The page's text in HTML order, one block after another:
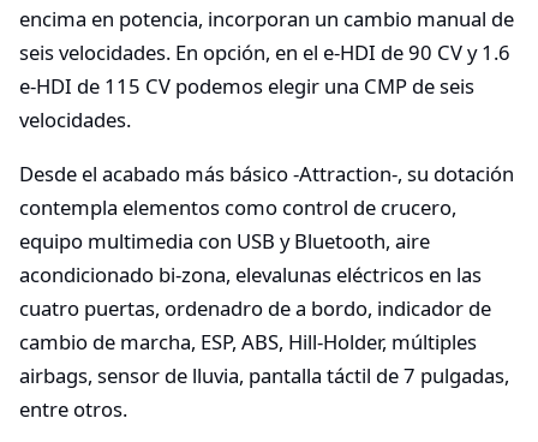
encima en potencia, incorporan un cambio manual de
seis velocidades. En opción, en el e-HDI de 90 CV y 1.6
e-HDI de 115 CV podemos elegir una CMP de seis
velocidades.
Desde el acabado más básico -Attraction-, su dotación
contempla elementos como control de crucero,
equipo multimedia con USB y Bluetooth, aire
acondicionado bi-zona, elevalunas eléctricos en las
cuatro puertas, ordenadro de a bordo, indicador de
cambio de marcha, ESP, ABS, Hill-Holder, múltiples
airbags, sensor de lluvia, pantalla táctil de 7 pulgadas,
entre otros.